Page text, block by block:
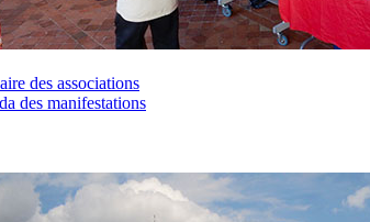
des associations
des manifestations